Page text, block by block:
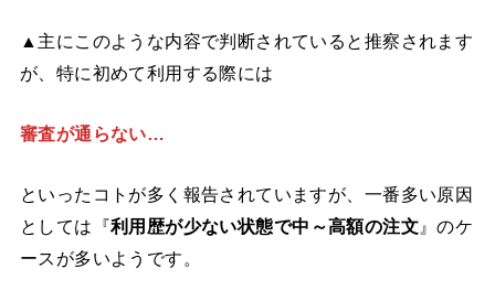
▲主にこのような内容で判断されていると推察されます
が、特に初めて利用する際には
審査が通らない…
といったコトが多く報告されていますが、一番多い原因
としては『利用歴が少ない状態で中～高額の注文』のケ
ースが多いようです。